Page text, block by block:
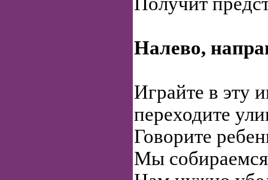
Налево,
Играйте в эту
переходите
Говорите
Мы собираемся